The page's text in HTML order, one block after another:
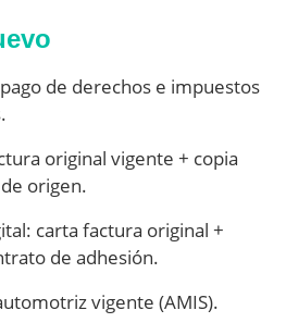
de derechos e impuestos
original vigente + copia
origen.
carta factura original +
de adhesión.
vigente (AMIS).